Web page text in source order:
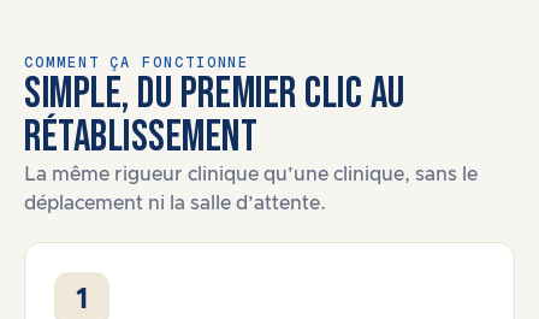
COMMENT ÇA FONCTIONNE
SIMPLE, DU PREMIER CLIC AU
RÉTABLISSEMENT
La même rigueur clinique qu’une clinique, sans le
déplacement ni la salle d’attente.
1